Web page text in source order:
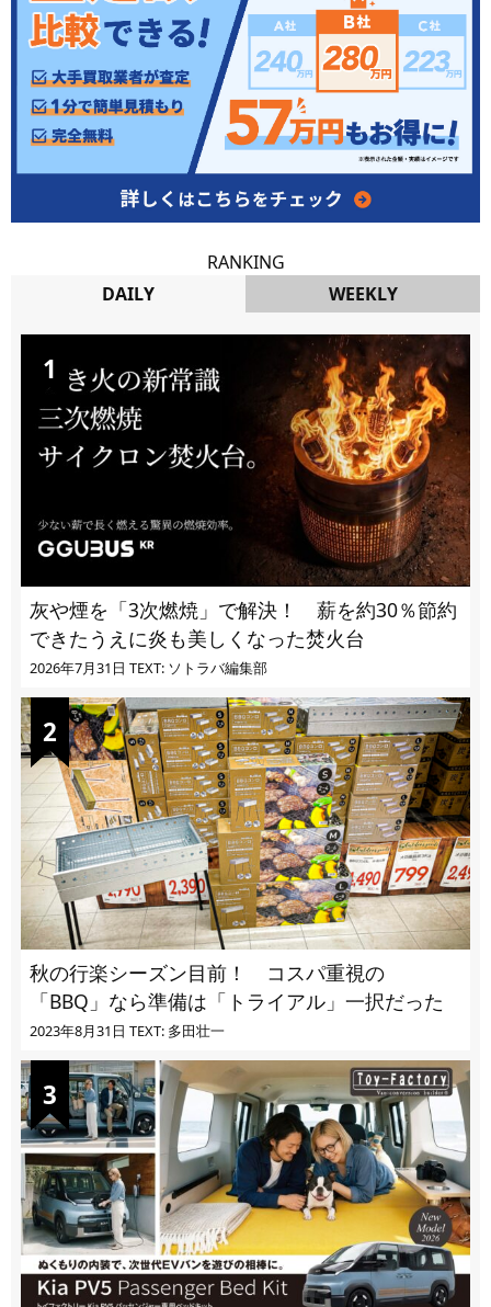
RANKING
DAILY
WEEKLY
灰や煙を「3次燃焼」で解決！ 薪を約30％節約
できたうえに炎も美しくなった焚火台
2026年7月31日 TEXT: ソトラバ編集部
秋の行楽シーズン目前！ コスパ重視の
「BBQ」なら準備は「トライアル」一択だった
2023年8月31日 TEXT: 多田壮一